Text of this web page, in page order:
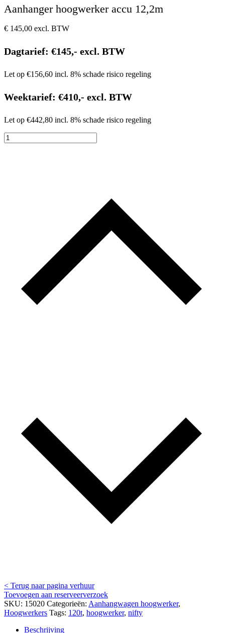
Aanhanger hoogwerker accu 12,2m
€ 145,00 excl. BTW
Dagtarief: €145,- excl. BTW
Let op €156,60 incl. 8% schade risico regeling
Weektarief: €410,- excl. BTW
Let op €442,80 incl. 8% schade risico regeling
Aanhanger
hoogwerker
< Terug naar pagina verhuur
Toevoegen aan reserveerverzoek
SKU: 15020 Categorieën: Aanhangwagen hoogwerker,
Hoogwerkers Tags: 120t, hoogwerker, nifty
Beschrijving